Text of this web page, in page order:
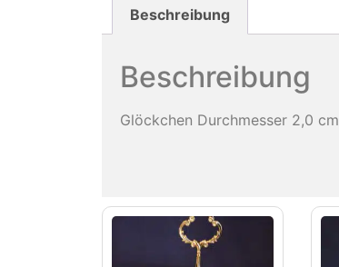
Beschreibung
Beschreibung
Glöckchen Durchmesser 2,0 cm